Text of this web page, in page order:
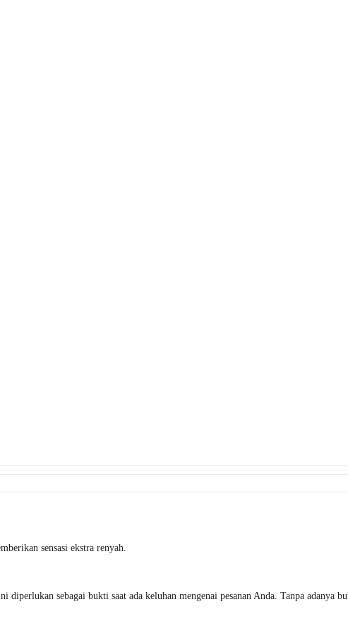
sensasi ekstra renyah.
sebagai bukti saat ada keluhan mengenai pesanan Anda. Tanpa adanya